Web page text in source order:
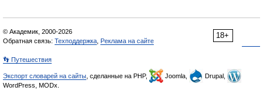
18+
© Академик, 2000-2026
Обратная связь: Техподдержка Реклама на сайте
👣 Путешествия
Экспорт словарей на сайты , сделанные на PHP, Joomla,
Drupal,
WordPress, MODx.